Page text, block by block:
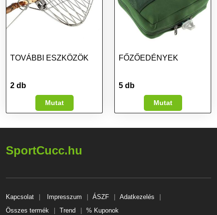
TOVÁBBI ESZKÖZÖK
2 db
Mutat
FŐZŐEDÉNYEK
5 db
Mutat
SportCucc.hu
Kapcsolat Impresszum ÁSZF
Adatkezelés
Összes termék
Trend % Kuponok